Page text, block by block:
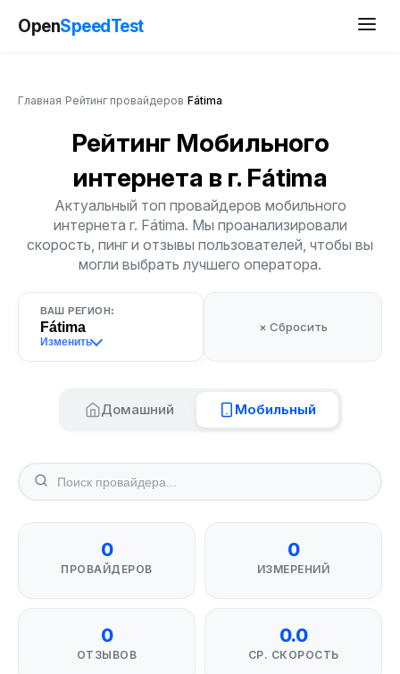
OpenSpeedTest
Главная Рейтинг провайдеров Fátima
Рейтинг Мобильного
интернета в г. Fátima
Актуальный топ провайдеров мобильного
интернета г. Fátima. Мы проанализировали
скорость, пинг и отзывы пользователей, чтобы вы
могли выбрать лучшего оператора.
ВАШ РЕГИОН:
Fátima
Изменить
× Сбросить
Домашний Мобильный
0
ПРОВАЙДЕРОВ
0
ИЗМЕРЕНИЙ
0
ОТЗЫВОВ
0.0
СР. СКОРОСТЬ